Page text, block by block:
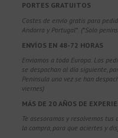
PORTES GRATUITOS
Costes de envío gratis para
Andorra y Portugal*. (*Solo
ENVÍOS EN 48-72 HORAS
Enviamos a toda Europa. Los
se despachan al día siguiente,
Península una vez se han
viernes)
MÁS DE 20 AÑOS DE
Te asesoramos y resolvemos
la compra, para que aciertes y